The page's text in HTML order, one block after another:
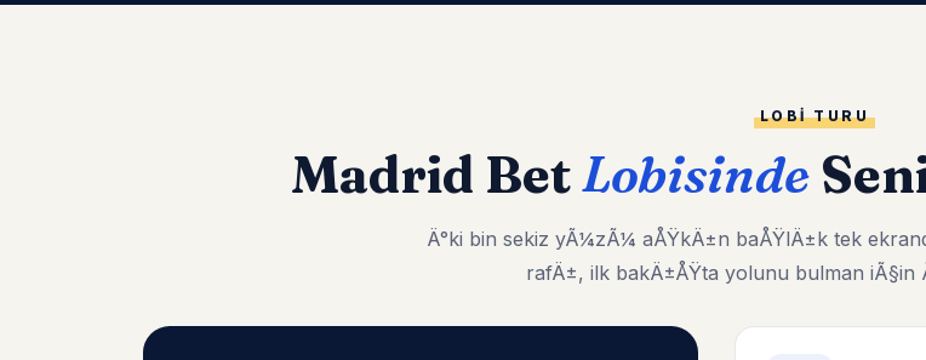
LOBI TURU
Madrid BetLobisinde
Ä°ki bin sekiz yÃ¼zÃ¼ aÅŸkÄ±n baÅŸlÄ±k tek
rafÄ±, ilk bakÄ±ÅŸta yolunu bulman iÃ§in